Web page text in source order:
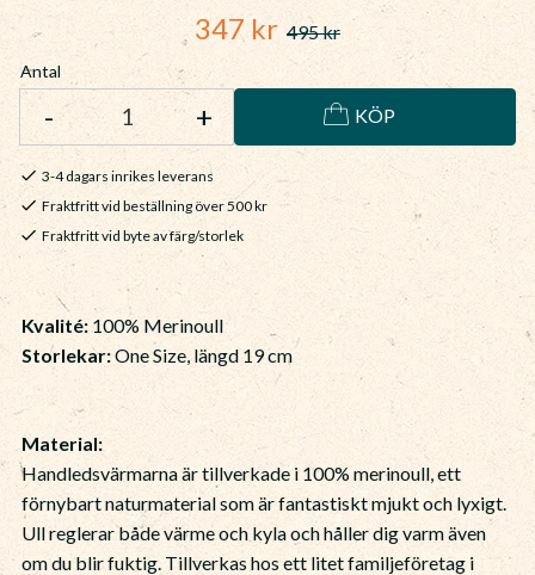
Nedsatt pris:
347 kr Ordinarie pris:
495kr
Antal
+
- KÖP
3-4 dagars inrikes leverans
Fraktfritt vid beställning över 500 kr
Fraktfritt vid byte av färg/storlek
Kvalité: 100% Merinoull
Storlekar:One Size, längd 19 cm
Material:
Handledsvärmarna är tillverkade i 100% merinoull, ett
förnybart naturmaterial som är fantastiskt mjukt och lyxigt.
Ull reglerar både värme och kyla och håller dig varm även
om du blir fuktig. Tillverkas hos ett litet familjeföretag i